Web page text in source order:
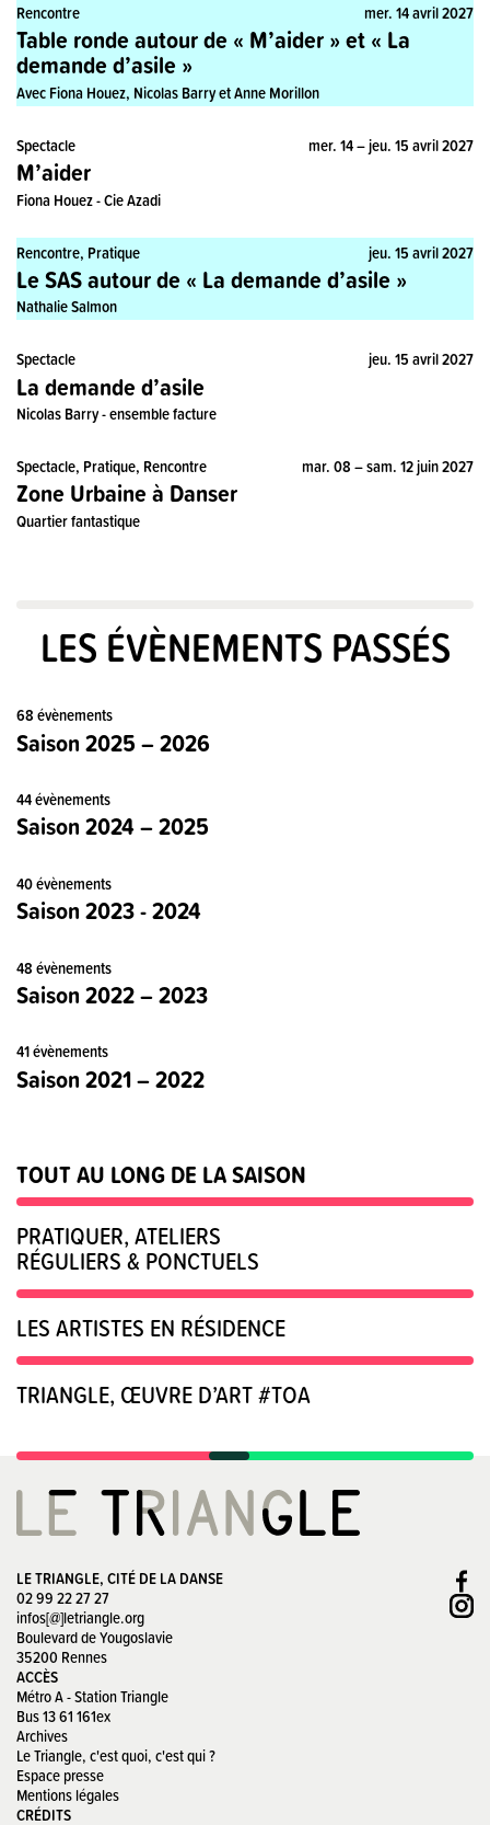
Rencontre mer. 14 avril 2027
Table ronde autour de « M’aider » et « La
demande d’asile »
Avec Fiona Houez, Nicolas Barry et Anne Morillon
Spectacle mer. 14 – jeu. 15 avril 2027
M’aider
Fiona Houez - Cie Azadi
Rencontre, Pratique jeu. 15 avril 2027
Le SAS autour de « La demande d’asile »
Nathalie Salmon
Spectacle jeu. 15 avril 2027
La demande d’asile
Nicolas Barry - ensemble facture
Spectacle, Pratique, Rencontre mar. 08 – sam. 12 juin 2027
Zone Urbaine à Danser
Quartier fantastique
LES ÉVÈNEMENTS PASSÉS
68 évènements
Saison 2025 – 2026
44 évènements
Saison 2024 – 2025
40 évènements
Saison 2023 - 2024
48 évènements
Saison 2022 – 2023
41 évènements
Saison 2021 – 2022
TOUT AU LONG DE LA SAISON
PRATIQUER, ATELIERS
RÉGULIERS & PONCTUELS
LES ARTISTES EN RÉSIDENCE
TRIANGLE, ŒUVRE D’ART #TOA
LE TRIANGLE, CITÉ DE LA DANSE
02 99 22 27 27
infos[@]letriangle.org
Boulevard de Yougoslavie
35200 Rennes
ACCÈS
Métro A - Station Triangle
Bus 13 61 161ex
Archives
Le Triangle, c'est quoi, c'est qui ?
Espace presse
Mentions légales
CRÉDITS